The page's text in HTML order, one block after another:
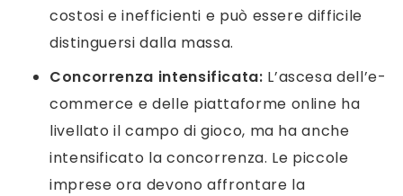
costosi e inefficienti e può essere difficile
distinguersi dalla massa.
Concorrenza intensificata: L’ascesa dell’e-
commerce e delle piattaforme online ha
livellato il campo di gioco, ma ha anche
intensificato la concorrenza. Le piccole
imprese ora devono affrontare la